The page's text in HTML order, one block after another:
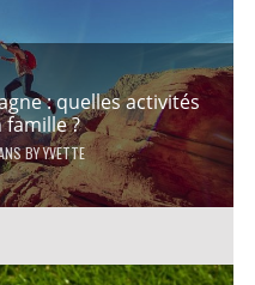
: quelles activités
famille ?
BYYVETTE